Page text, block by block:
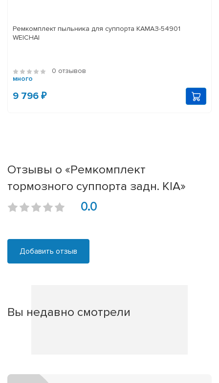
Ремкомплект пыльника для суппорта КАМАЗ-54901
WEICHAI
0 отзывов
много
9 796 ₽
Отзывы о «Ремкомплект
тормозного суппорта задн. KIA»
0.0
Добавить отзыв
Вы недавно смотрели